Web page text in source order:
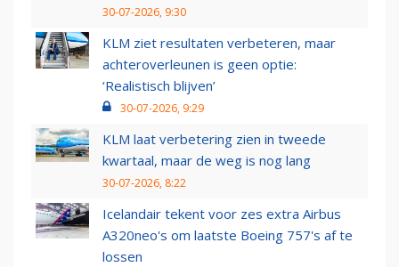
30-07-2026, 9:30
KLM ziet resultaten verbeteren, maar
achteroverleunen is geen optie:
‘Realistisch blijven’
30-07-2026, 9:29
KLM laat verbetering zien in tweede
kwartaal, maar de weg is nog lang
30-07-2026, 8:22
Icelandair tekent voor zes extra Airbus
A320neo's om laatste Boeing 757's af te
lossen